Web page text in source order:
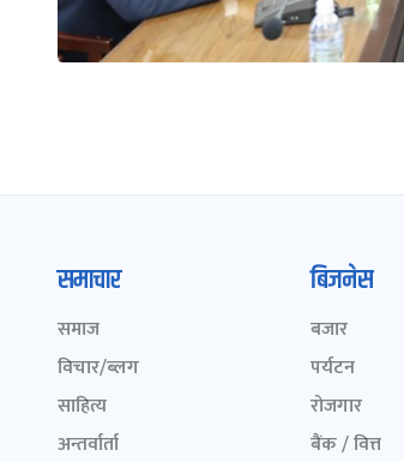
समाचार
समाज
विचार/ब्लग
साहित्य
अन्तर्वार्ता
बिजनेस
बजार
पर्यटन
रोजगार
बैंक / वित्त